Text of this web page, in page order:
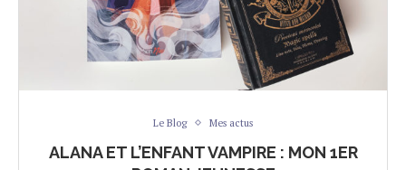
Le Blog Mes actus
ALANA ET L’ENFANT VAMPIRE : MON 1ER